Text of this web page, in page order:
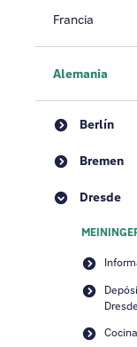
Francia
Alemania
Berlín
Bremen
Dresde